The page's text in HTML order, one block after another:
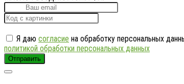
Я даю согласие на обработку персональных
политикой обработки персональных данных
Отправить